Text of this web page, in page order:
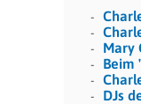
Mary
Beim
DJs